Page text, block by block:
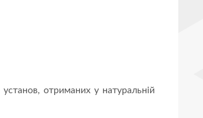
отриманих у натуральній